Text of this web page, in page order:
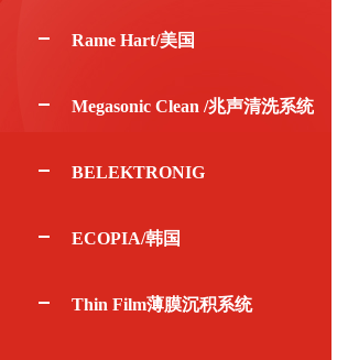
Rame Hart/美国
Megasonic Clean /兆声清洗系统
BELEKTRONIG
ECOPIA/韩国
Thin Film薄膜沉积系统